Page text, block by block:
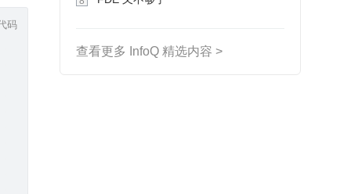
码
查看更多 InfoQ 精选内容 >